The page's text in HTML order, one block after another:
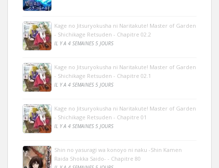
Kage no Jitsuryokusha ni Naritakute! Master of Garden
- Shichikage Retsuden - Chapitre 02.2
IL Y A 4 SEMAINES 5 JOURS
Kage no Jitsuryokusha ni Naritakute! Master of Garden
- Shichikage Retsuden - Chapitre 02.1
IL Y A 4 SEMAINES 5 JOURS
Kage no Jitsuryokusha ni Naritakute! Master of Garden
- Shichikage Retsuden - Chapitre 01
IL Y A 4 SEMAINES 5 JOURS
Shin no yasuragi wa konoyo ni naku -Shin Kamen
Raida Shokka Saido- - Chapitre 80